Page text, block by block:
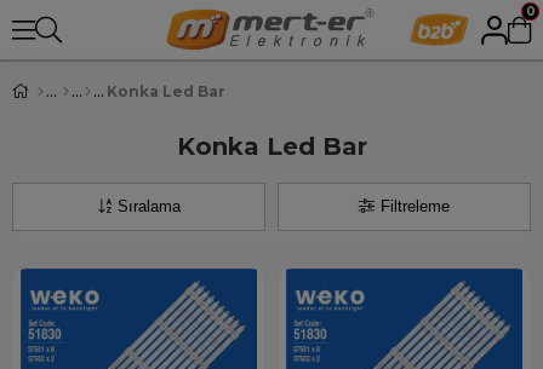
0
Konka Led Bar
Konka Led Bar
Filtreleme
Sıralama